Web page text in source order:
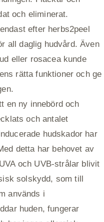
och eliminerat.
efter herbs2peel
all daglig hudvård. Även
eller rosacea kunde
rätta funktioner och ge
en ny innebörd och
och antalet
hudskador har
detta har behovet av
och UVB-strålar blivit
solskydd, som till
används i
huden, fungerar